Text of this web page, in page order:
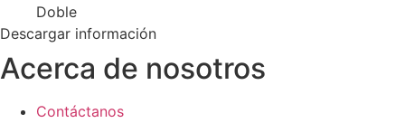
Doble
Descargar información
Acerca de nosotros
Contáctanos